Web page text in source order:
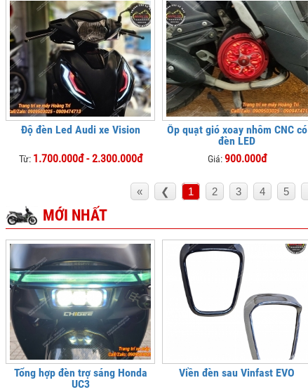
Độ đèn Led Audi xe Vision
Từ: 1.700.000đ - 2.300.000đ
Ốp quạt gió xoay nhôm CNC có
đèn LED
Giá:900.000đ
« ❮ 1 2 3 4 5
MỚI NHẤT
Tổng hợp đèn trợ sáng Honda
UC3
Viền đèn sau Vinfast EVO